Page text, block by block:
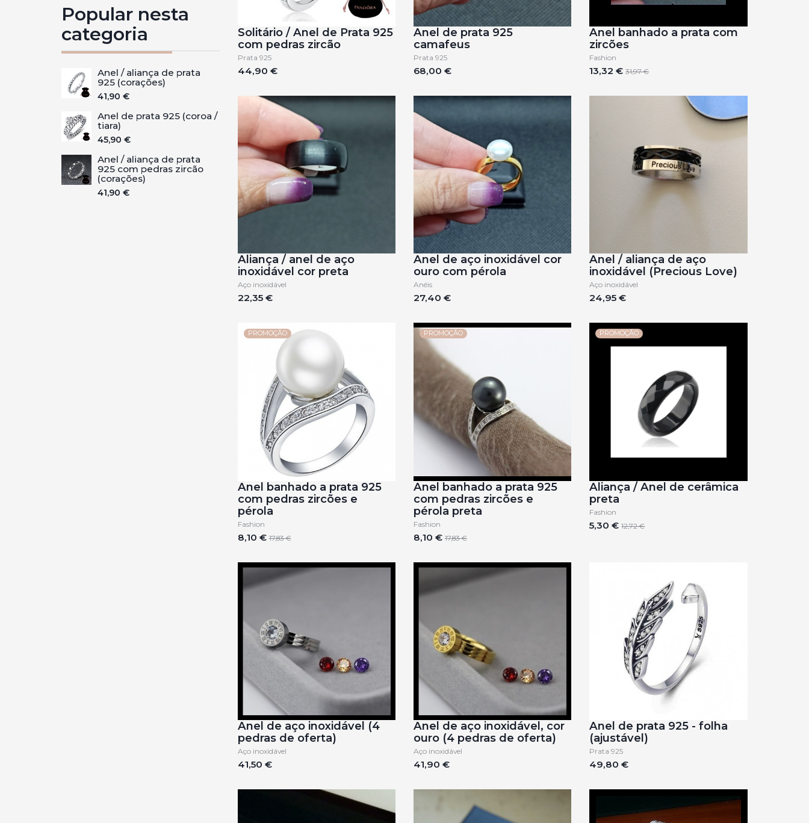
Popular nesta
categoria
Anel / aliança de prata
925 (corações)
41,90 €
Anel de prata 925 (coroa /
tiara)
45,90 €
Anel / aliança de prata
925 com pedras zircão
(corações)
41,90 €
Solitário / Anel de Prata 925
com pedras zircão
Prata 925
44,90 €
Anel de prata 925
camafeus
Prata 925
68,00 €
Anel banhado a prata com
zircões
Fashion
13,32 €31,97 €
Aliança / anel de aço
inoxidável cor preta
Aço inoxidável
22,35 €
Anel de aço inoxidável cor
ouro com pérola
Anéis
27,40 €
Anel / aliança de aço
inoxidável (Precious Love)
Aço inoxidável
24,95 €
PROMOÇÃO
Anel banhado a prata 925
com pedras zircões e
pérola
Fashion
8,10 €17,83 €
PROMOÇÃO
Anel banhado a prata 925
com pedras zircões e
pérola preta
Fashion
8,10 € 17,83 €
PROMOÇÃO
Aliança / Anel de cerâmica
preta
Fashion
5,30 €12,72 €
Anel de aço inoxidável (4
pedras de oferta)
Aço inoxidável
41,50 €
Anel de aço inoxidável, cor
ouro (4 pedras de oferta)
Aço inoxidável
41,90 €
Anel de prata 925 - folha
(ajustável)
Prata 925
49,80 €